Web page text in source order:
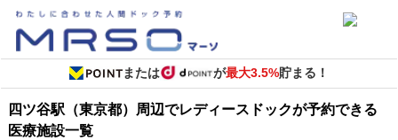
または が最大3.5%貯まる！
四ツ谷駅（東京都）周辺でレディースドックが予約できる
医療施設一覧